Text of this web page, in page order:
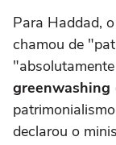
Para Haddad,
chamou de
greenwashing
declarou o